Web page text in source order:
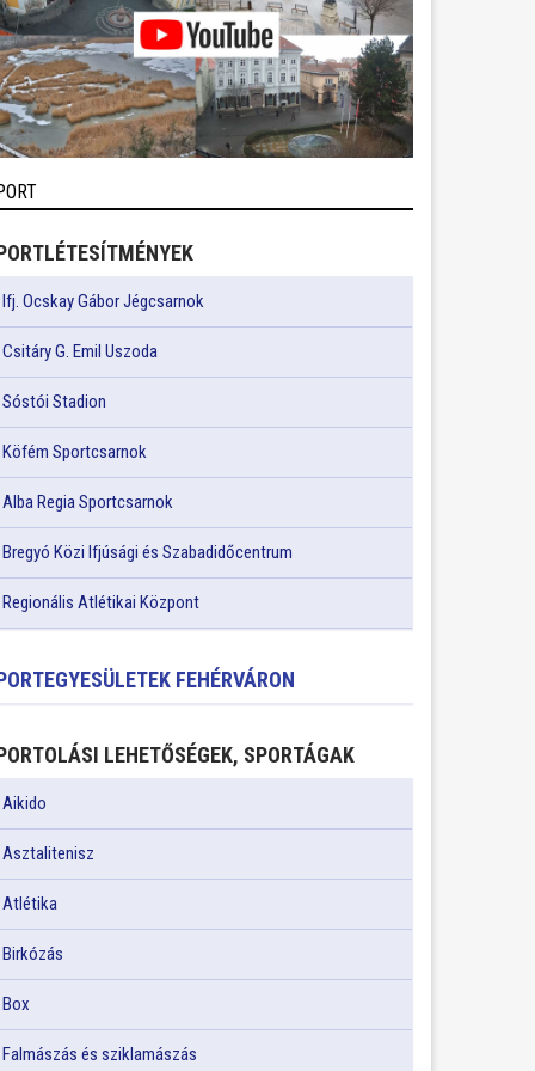
Ifj. Ocskay Gábor Jégcsarnok
Csitáry G. Emil Uszoda
Sóstói Stadion
Köfém Sportcsarnok
Alba Regia Sportcsarnok
Bregyó Közi Ifjúsági és Szabadidőcentrum
Regionális Atlétikai Központ
FEHÉRVÁRON
LEHETŐSÉGEK, SPORTÁGAK
Aikido
Asztalitenisz
Atlétika
Birkózás
Box
Falmászás és sziklamászás